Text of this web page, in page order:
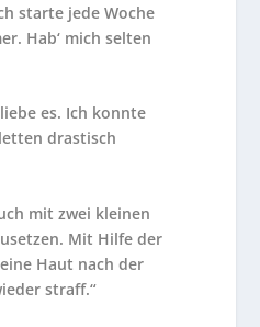
starte jede Woche
Hab‘ mich selten
liebe es. Ich konnte
drastisch
mit zwei kleinen
Mit Hilfe der
Haut nach der
straff.“